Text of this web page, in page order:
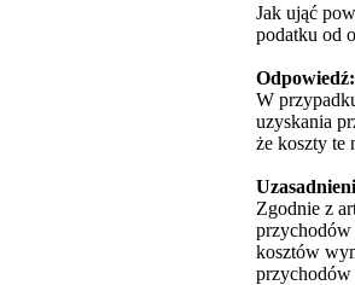
Jak ująć
podatku od
Odpowiedź:
W
uzyskania
że koszty te
Zgodnie z
przychodów
kosztów
przychodów